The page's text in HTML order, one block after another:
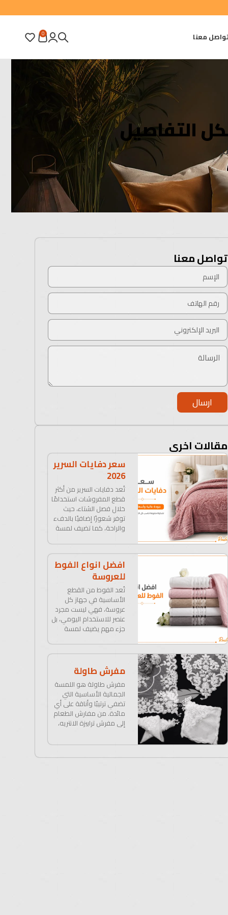
معنا 0
التفاصيل
تواصل معنا
ارسال
مقالات اخرى
سعر دفايات السرير
2026
تُعد دفايات السرير من أكثر
قطع المفروشات استخدامًا
خلال فصل الشتاء، حيث
توفر شعورًا إضافيًا بالدفء
والراحة، كما تضيف لمسة
افضل انواع الفوط
للعروسة
تُعد الفوط من القطع
الأساسية في جهاز كل
عروسة، فهي ليست مجرد
عنصر للاستخدام اليومي، بل
جزء مهم يضيف لمسة
مفرش طاولة
مفرش طاولة هو اللمسة
الجمالية الأساسية التي
تضفي ترتيبًا وأناقة على أي
مائدة. من مفارش الطعام
إلى مفرش ترابيزة الانتريه،